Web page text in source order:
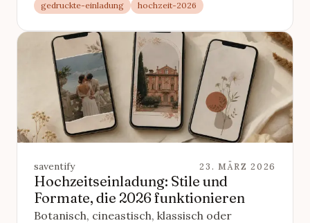
gedruckte-einladung
hochzeit-2026
saventify 23. MÄRZ 2026
Hochzeitseinladung: Stile und
Formate, die 2026 funktionieren
Botanisch, cineastisch, klassisch oder